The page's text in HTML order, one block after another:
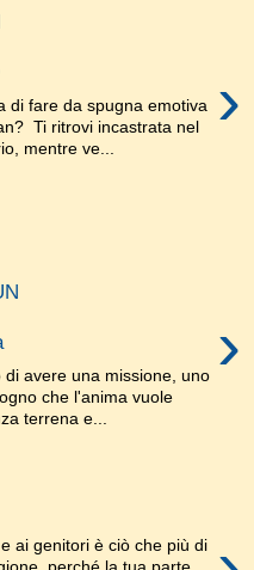
›
di fare da spugna emotiva
Ti ritrovi incastrata nel
mentre ve...
›
avere una missione, uno
che l'anima vuole
terrena e...
ai genitori è ciò che più di